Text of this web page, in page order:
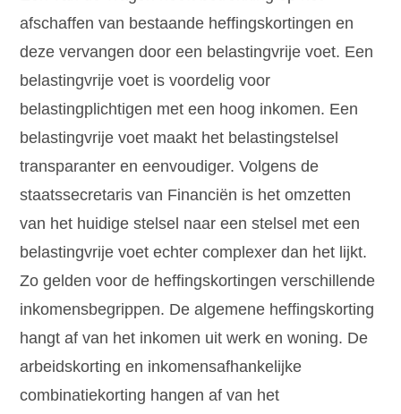
afschaffen van bestaande heffingskortingen en
deze vervangen door een belastingvrije voet. Een
belastingvrije voet is voordelig voor
belastingplichtigen met een hoog inkomen. Een
belastingvrije voet maakt het belastingstelsel
transparanter en eenvoudiger. Volgens de
staatssecretaris van Financiën is het omzetten
van het huidige stelsel naar een stelsel met een
belastingvrije voet echter complexer dan het lijkt.
Zo gelden voor de heffingskortingen verschillende
inkomensbegrippen. De algemene heffingskorting
hangt af van het inkomen uit werk en woning. De
arbeidskorting en inkomensafhankelijke
combinatiekorting hangen af van het